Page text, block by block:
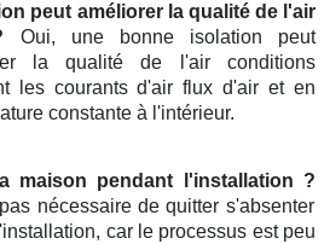
peut améliorer la qualité de l'air
Oui, une bonne isolation peut
la qualité de l'air conditions
les courants d'air flux d'air et en
constante à l'intérieur.
maison pendant l'installation ?
nécessaire de quitter s'absenter
car le processus est peu